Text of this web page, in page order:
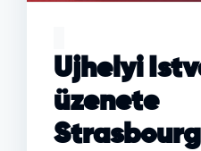
Ujhelyi
üzenete